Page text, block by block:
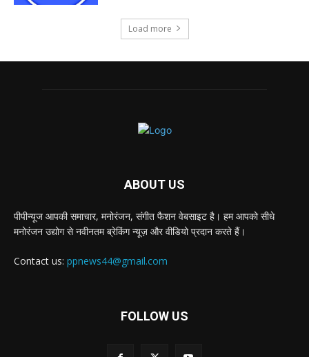
Load more
ABOUT US
पीपीन्यूज आपकी समाचार, मनोरंजन, संगीत फैशन वेबसाइट है। हम आपको सीधे
मनोरंजन उद्योग से नवीनतम ब्रेकिंग न्यूज़ और वीडियो प्रदान करते हैं।
Contact us: ppnews44@gmail.com
FOLLOW US